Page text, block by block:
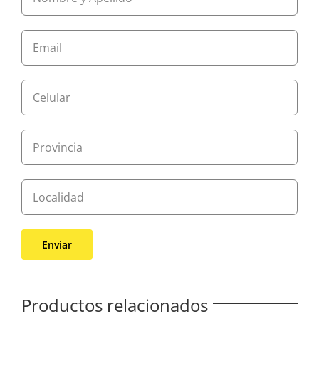
Productos relacionados